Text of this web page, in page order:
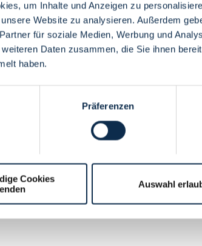
um Inhalte und Anzeigen zu
Website zu analysieren. Außerdem
für soziale Medien, Werbung und
Daten zusammen, die Sie ihnen
haben.
Präferenzen
Cookies
Auswahl
Menü